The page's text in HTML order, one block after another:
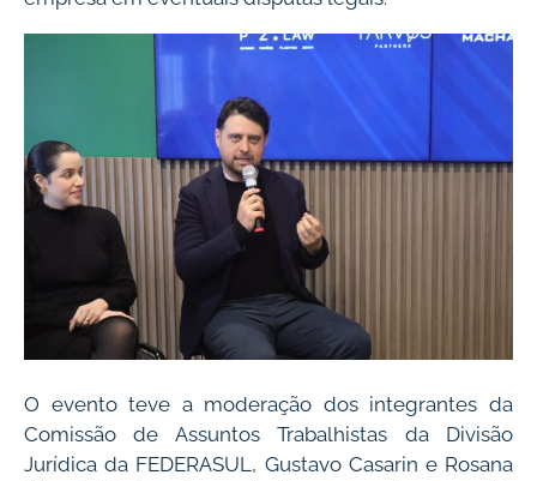
O evento teve a moderação dos integrantes da
Comissão de Assuntos Trabalhistas da Divisão
Jurídica da FEDERASUL, Gustavo Casarin e Rosana